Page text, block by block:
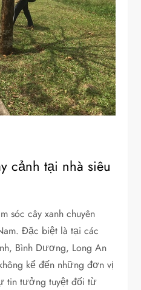
cảnh tại nhà siêu
sóc cây xanh chuyên
Đặc biệt là tại các
Bình Dương, Long An
kể đến những đơn vị
tin tưởng tuyệt đối từ